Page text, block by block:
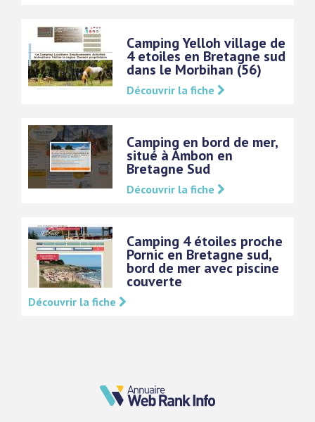
Camping Yelloh village de
4 etoiles en Bretagne sud
dans le Morbihan (56)
Découvrir la fiche
Camping en bord de mer,
situé à Ambon en
Bretagne Sud
Découvrir la fiche
Camping 4 étoiles proche
Pornic en Bretagne sud,
bord de mer avec piscine
couverte
Découvrir la fiche